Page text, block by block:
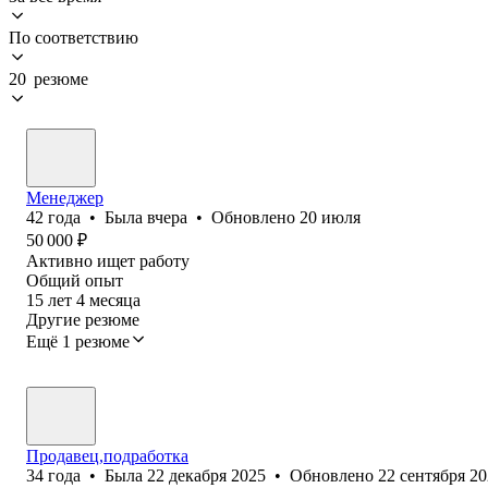
По соответствию
20 резюме
Менеджер
42 года • Была вчера • Обновлено 20 июля
50 000 ₽
Активно ищет работу
Общий опыт
15 лет 4 месяца
Другие резюме
Ещё 1 резюме
Продавец,подработка
34 года • Была 22 декабря 2025 • Обновлено 22 сентября